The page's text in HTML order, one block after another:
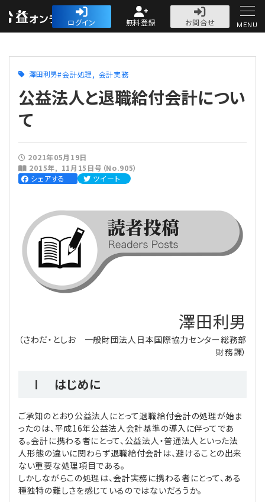
公益・一般法人オ
ログイン 無料登録
お問合せ
人気記事
法人運営
理事会
評議員会・社員総会
理事・監事
定款関連
法改正-法人運営
会計・税務
定期提出書類
会計処理
インボイス
電子帳簿保存法
労務
労務
労務管理
法務
法改正-法務
論壇
カレンダー
NEWS・TOPIC・特報
【連載】オピニオンリーダーのnote
【連載】これからの時代の資産運用
【連載】採用・定着・育成のための人事戦略
【連載】事例に学ぶ立入検査で想定される指摘事項
【連載】シェアコモン200インタビュー
公益・一般法人オンラインとは
登録案内
専門誌一覧
MENU
澤田利男 会計処理 会計実務
公益法人と退職給付会計につい
て
2021年05月19日
2015年
11月15日号（No.905）
シェアする
ツイート
澤田利男
（さわだ・としお 一般財団法人日本国際協力センター総務部
財務課）
Ⅰ はじめに
ご承知のとおり公益法人にとって退職給付会計の処理が始ま
ったのは、平成16年公益法人会計基準の導入に伴ってであ
る。会計に携わる者にとって、公益法人・普通法人といった法
人形態の違いに関わらず退職給付会計は、避けることの出来
ない重要な処理項目である。
しかしながらこの処理は、会計実務に携わる者にとって、ある
種独特の難しさを感じているのではないだろうか。